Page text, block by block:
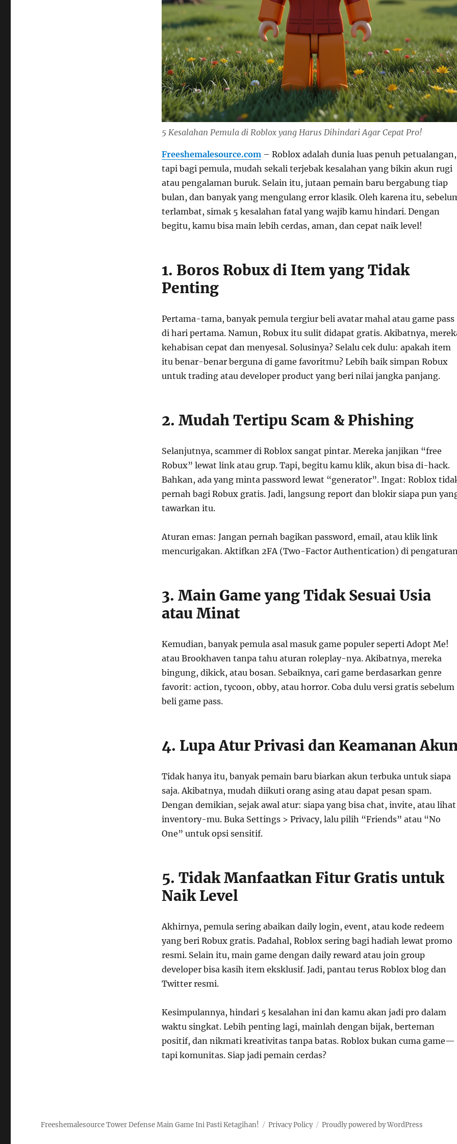
5 Kesalahan Pemula di Roblox yang Harus Dihindari Agar Cepat Pro!
Freeshemalesource.com– Roblox adalah dunia luas penuh petualangan,
tapi bagi pemula, mudah sekali terjebak kesalahan yang bikin akun rugi
atau pengalaman buruk. Selain itu, jutaan pemain baru bergabung tiap
bulan, dan banyak yang mengulang error klasik. Oleh karena itu,
terlambat, simak 5 kesalahan fatal yang wajib kamu hindari. Dengan
begitu, kamu bisa main lebih cerdas, aman, dan cepat naik level!
1. Boros Robux di Item yang Tidak
Penting
Pertama-tama, banyak pemula tergiur beli avatar mahal atau game pass
di hari pertama. Namun, Robux itu sulit didapat gratis. Akibatnya,
kehabisan cepat dan menyesal. Solusinya? Selalu cek dulu: apakah item
itu benar-benar berguna di game favoritmu? Lebih baik simpan Robux
untuk trading atau developer product yang beri nilai jangka panjang.
2. Mudah Tertipu Scam & Phishing
Selanjutnya, scammer di Roblox sangat pintar. Mereka janjikan “free
Robux” lewat link atau grup. Tapi, begitu kamu klik, akun bisa di-hack.
Bahkan, ada yang minta password lewat “generator”. Ingat: Roblox
pernah bagi Robux gratis. Jadi, langsung report dan blokir siapa pun
tawarkan itu.
Aturan emas: Jangan pernah bagikan password, email, atau klik link
mencurigakan. Aktifkan 2FA (Two-Factor Authentication) di
3. Main Game yang Tidak Sesuai Usia
atau Minat
Kemudian, banyak pemula asal masuk game populer seperti Adopt Me!
atau Brookhaven tanpa tahu aturan roleplay-nya. Akibatnya, mereka
bingung, dikick, atau bosan. Sebaiknya, cari game berdasarkan genre
favorit: action, tycoon, obby, atau horror. Coba dulu versi gratis sebelum
beli game pass.
4. Lupa Atur Privasi dan Keamanan
Tidak hanya itu, banyak pemain baru biarkan akun terbuka untuk siapa
saja. Akibatnya, mudah diikuti orang asing atau dapat pesan spam.
Dengan demikian, sejak awal atur: siapa yang bisa chat, invite, atau lihat
inventory-mu. Buka Settings > Privacy, lalu pilih “Friends” atau “No
One” untuk opsi sensitif.
5. Tidak Manfaatkan Fitur Gratis untuk
Naik Level
Akhirnya, pemula sering abaikan daily login, event, atau kode redeem
yang beri Robux gratis. Padahal, Roblox sering bagi hadiah lewat promo
resmi. Selain itu, main game dengan daily reward atau join group
developer bisa kasih item eksklusif. Jadi, pantau terus Roblox blog dan
Twitter resmi.
Kesimpulannya, hindari 5 kesalahan ini dan kamu akan jadi pro dalam
waktu singkat. Lebih penting lagi, mainlah dengan bijak, berteman
positif, dan nikmati kreativitas tanpa batas. Roblox bukan cuma game—
tapi komunitas. Siap jadi pemain cerdas?
Freeshemalesource Tower Defense Main Game Ini Pasti Ketagihan! Privacy Policy Proudly powered by WordPress